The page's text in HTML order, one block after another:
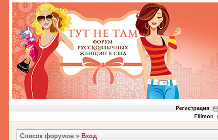
Регистрация
Filimon
Список форумов » Вход